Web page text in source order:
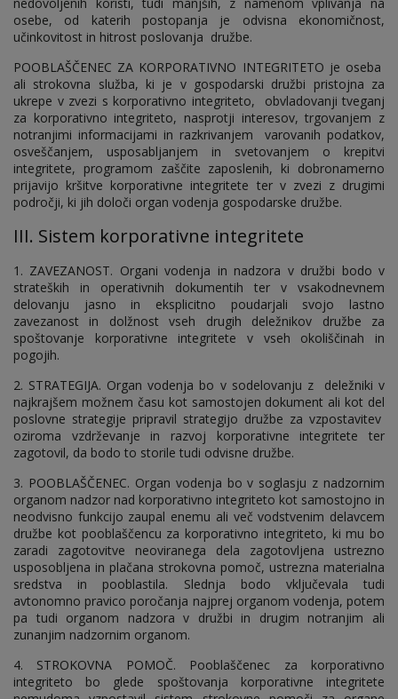
nedovoljenih koristi, tudi manjših, z namenom vplivanja na
osebe, od katerih postopanja je odvisna ekonomičnost,
učinkovitost in hitrost poslovanja družbe.
POOBLAŠČENEC ZA KORPORATIVNO INTEGRITETO je oseba
ali strokovna služba, ki je v gospodarski družbi pristojna za
ukrepe v zvezi s korporativno integriteto, obvladovanji tveganj
za korporativno integriteto, nasprotji interesov, trgovanjem z
notranjimi informacijami in razkrivanjem varovanih podatkov,
osveščanjem, usposabljanjem in svetovanjem o krepitvi
integritete, programom zaščite zaposlenih, ki dobronamerno
prijavijo kršitve korporativne integritete ter v zvezi z drugimi
področji, ki jih določi organ vodenja gospodarske družbe.
III. Sistem korporativne integritete
1. ZAVEZANOST. Organi vodenja in nadzora v družbi bodo v
strateških in operativnih dokumentih ter v vsakodnevnem
delovanju jasno in eksplicitno poudarjali svojo lastno
zavezanost in dolžnost vseh drugih deležnikov družbe za
spoštovanje korporativne integritete v vseh okoliščinah in
pogojih.
2. STRATEGIJA. Organ vodenja bo v sodelovanju z deležniki v
najkrajšem možnem času kot samostojen dokument ali kot del
poslovne strategije pripravil strategijo družbe za vzpostavitev
oziroma vzdrževanje in razvoj korporativne integritete ter
zagotovil, da bodo to storile tudi odvisne družbe.
3. POOBLAŠČENEC. Organ vodenja bo v soglasju z nadzornim
organom nadzor nad korporativno integriteto kot samostojno in
neodvisno funkcijo zaupal enemu ali več vodstvenim delavcem
družbe kot pooblaščencu za korporativno integriteto, ki mu bo
zaradi zagotovitve neoviranega dela zagotovljena ustrezno
usposobljena in plačana strokovna pomoč, ustrezna materialna
sredstva in pooblastila. Slednja bodo vključevala tudi
avtonomno pravico poročanja najprej organom vodenja, potem
pa tudi organom nadzora v družbi in drugim notranjim ali
zunanjim nadzornim organom.
4. STROKOVNA POMOČ. Pooblaščenec za korporativno
integriteto bo glede spoštovanja korporativne integritete